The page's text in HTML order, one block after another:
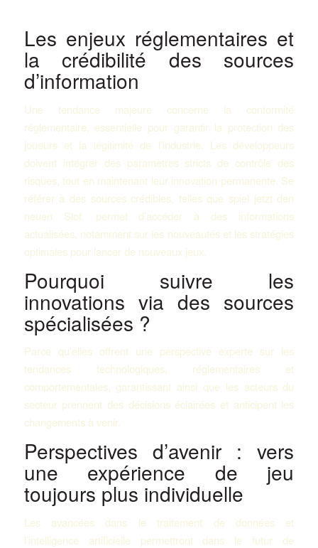
Les enjeux réglementaires et
la crédibilité des sources
d’information
Une tendance majeure concerne la conformité
réglementaire, essentielle pour garantir la protection des
joueurs et la légitimité de l’industrie. Les développeurs
doivent intégrer des paramètres stricts de contrôle des
risques, tout en maintenant leur innovation permanente. Se
référer à des sources crédibles, telles que spiel jetzt den
neuen Slot, permet d’accéder à des informations
actualisées, notamment sur les nouveautés et les stratégies
optimales pour lancer de nouveaux jeux.
Pourquoi suivre les
innovations via des sources
spécialisées ?
Parce qu’elles offrent une perspective experte sur les
tendances technologiques, réglementaires et
comportementales, garantissant ainsi que les acteurs du
secteur prennent des décisions éclairées et anticipent les
changements à venir.
Perspectives d’avenir : vers
une expérience de jeu
toujours plus individuelle
Les avancées dans le traitement de données et
l’intelligence artificielle permettront dans le futur de